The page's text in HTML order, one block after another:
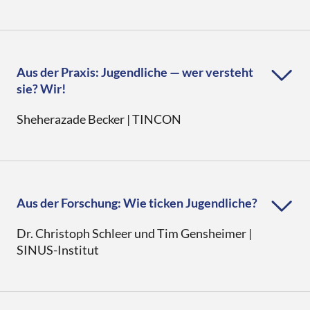
Aus der Praxis: Jugendliche — wer versteht
sie? Wir!
Sheherazade Becker | TINCON
Aus der Forschung: Wie ticken Jugendliche?
Dr. Christoph Schleer und Tim Gensheimer |
SINUS-Institut